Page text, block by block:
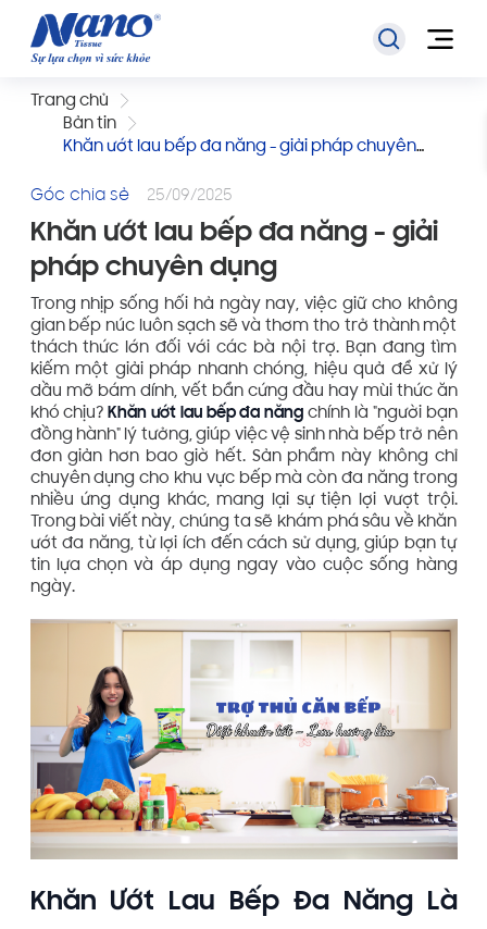
Trang chủ
Bản tin
Khăn ướt lau bếp đa năng - giải pháp chuyên
Góc chia sẻ
25/09/2025
Khăn ướt lau bếp đa năng - giải
pháp chuyên dụng
Trong nhịp sống hối hả ngày nay, việc giữ cho không
gian bếp núc luôn sạch sẽ và thơm tho trở thành một
thách thức lớn đối với các bà nội trợ. Bạn đang tìm
kiếm một giải pháp nhanh chóng, hiệu quả để xử lý
dầu mỡ bám dính, vết bẩn cứng đầu hay mùi thức ăn
khó chịu?Khăn ướt lau bếp đa năng chính là "người bạn
đồng hành" lý tưởng, giúp việc vệ sinh nhà bếp trở nên
đơn giản hơn bao giờ hết. Sản phẩm này không chỉ
chuyên dụng cho khu vực bếp mà còn đa năng trong
nhiều ứng dụng khác, mang lại sự tiện lợi vượt trội.
Trong bài viết này, chúng ta sẽ khám phá sâu về khăn
ướt đa năng, từ lợi ích đến cách sử dụng, giúp bạn tự
tin lựa chọn và áp dụng ngay vào cuộc sống hàng
ngày.
Khăn Ướt Lau Bếp Đa Năng Là